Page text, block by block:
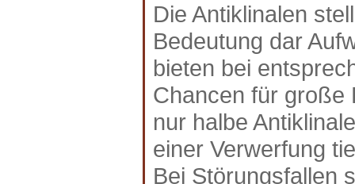
Die Antiklinalen
Bedeutung dar
bieten bei
Chancen für große
nur halbe
einer Verwerfung
Bei Störungsfallen